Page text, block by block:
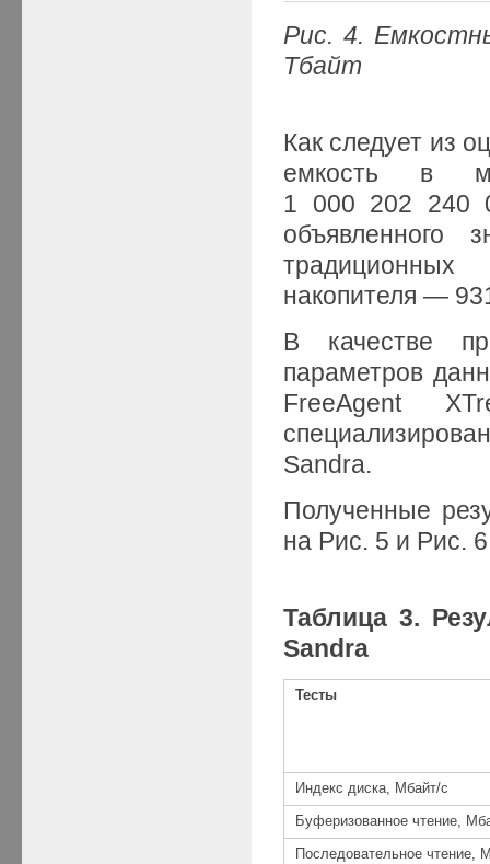
Рис. 4.
Тбайт
Как следует из
емкость в
1 000 202 240
объявленного
накопителя —
В качестве
параметров
FreeAgent
Sandra.
Полученные
на Рис. 5 и Рис.
Таблица 3.
Sandra
Тесты
Индекс диска, Мбайт/с
Буферизованное чтение,
Последовательное чтение,